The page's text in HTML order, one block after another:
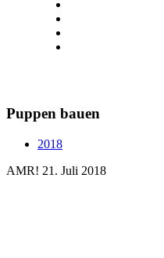
Puppen bauen
2018
AMR! 21. Juli 2018